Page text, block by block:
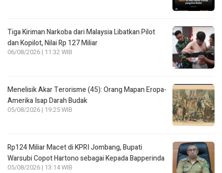
Tiga Kiriman Narkoba dari Malaysia Libatkan Pilot
dan Kopilot, Nilai Rp 127 Miliar
06/08/2026 | 11:32 WIB
Menelisik Akar Terorisme (45): Orang Mapan Eropa-
Amerika Isap Darah Budak
05/08/2026 | 19:25 WIB
Rp124 Miliar Macet di KPRI Jombang, Bupati
Warsubi Copot Hartono sebagai Kepada Bapperinda
05/08/2026 | 13:14 WIB